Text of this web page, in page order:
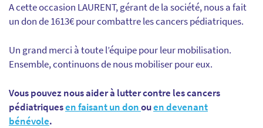
A cette occasion LAURENT, gérant de la société, nous a fait
un don de 1613€ pour combattre les cancers pédiatriques.
Un grand merci à toute l’équipe pour leur mobilisation.
Ensemble, continuons de nous mobiliser pour eux.
Vous pouvez nous aider à lutter contre les cancers
pédiatriquesen faisant un donouen devenant
bénévole.